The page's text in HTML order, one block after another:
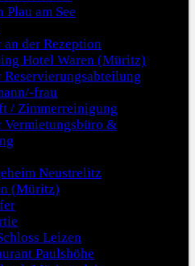
Plau am See
der Rezeption
Hotel Waren (Müritz)
frau
/ Zimmerreinigung
&
Neustrelitz
(Müritz)
Leizen
Paulshöhe